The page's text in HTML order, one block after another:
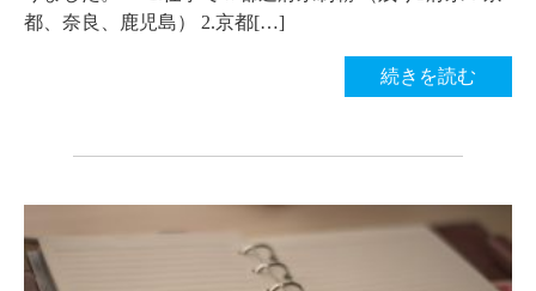
都、奈良、鹿児島） 2.京都[…]
続きを読む